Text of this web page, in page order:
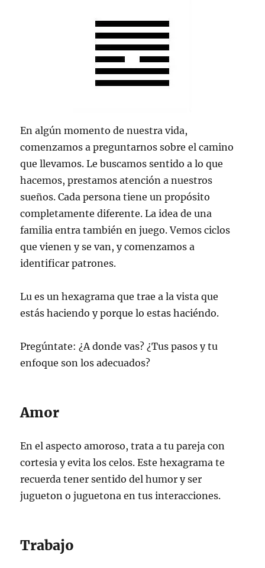
En algún momento de nuestra vida,
comenzamos a preguntarnos sobre el camino
que llevamos. Le buscamos sentido a lo que
hacemos, prestamos atención a nuestros
sueños. Cada persona tiene un propósito
completamente diferente. La idea de una
familia entra también en juego. Vemos ciclos
que vienen y se van, y comenzamos a
identificar patrones.
Lu es un hexagrama que trae a la vista que
estás haciendo y porque lo estas haciéndo.
Pregúntate: ¿A donde vas? ¿Tus pasos y tu
enfoque son los adecuados?
Amor
En el aspecto amoroso, trata a tu pareja con
cortesia y evita los celos. Este hexagrama te
recuerda tener sentido del humor y ser
jugueton o juguetona en tus interacciones.
Trabajo